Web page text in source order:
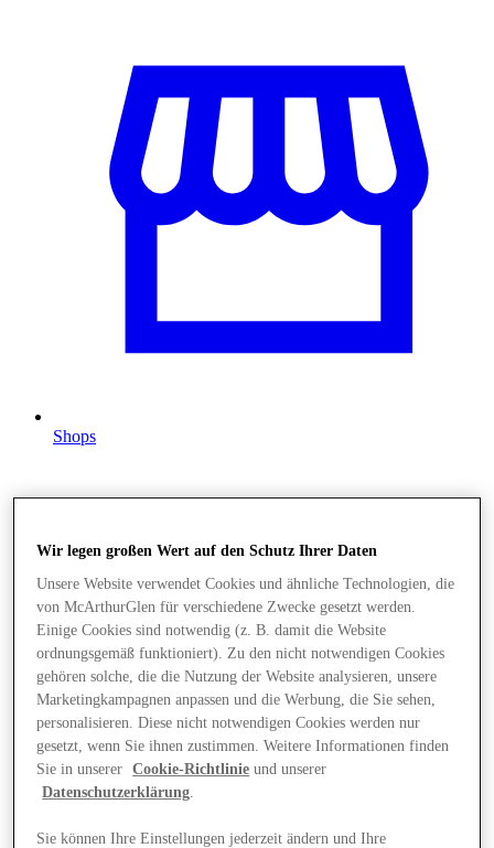
Shops
Wir legen großen Wert auf den Schutz Ihrer Daten
Unsere Website verwendet Cookies und ähnliche Technologien, die
von McArthurGlen für verschiedene Zwecke gesetzt werden.
Einige Cookies sind notwendig (z. B. damit die Website
ordnungsgemäß funktioniert). Zu den nicht notwendigen Cookies
gehören solche, die die Nutzung der Website analysieren, unsere
Marketingkampagnen anpassen und die Werbung, die Sie sehen,
personalisieren. Diese nicht notwendigen Cookies werden nur
gesetzt, wenn Sie ihnen zustimmen. Weitere Informationen finden
Sie in unserer
Cookie-Richtlinie und unserer
Datenschutzerklärung
Sie können Ihre Einstellungen jederzeit ändern und Ihre